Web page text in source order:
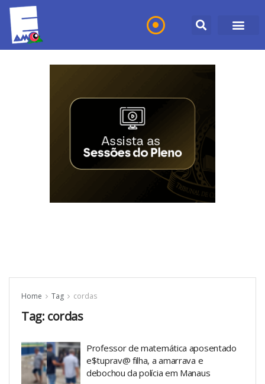
Home Tag cordas
Tag: cordas
Professor de matemática aposentado
e$tuprav@ filha, a amarrava e
debochou da polícia em Manaus